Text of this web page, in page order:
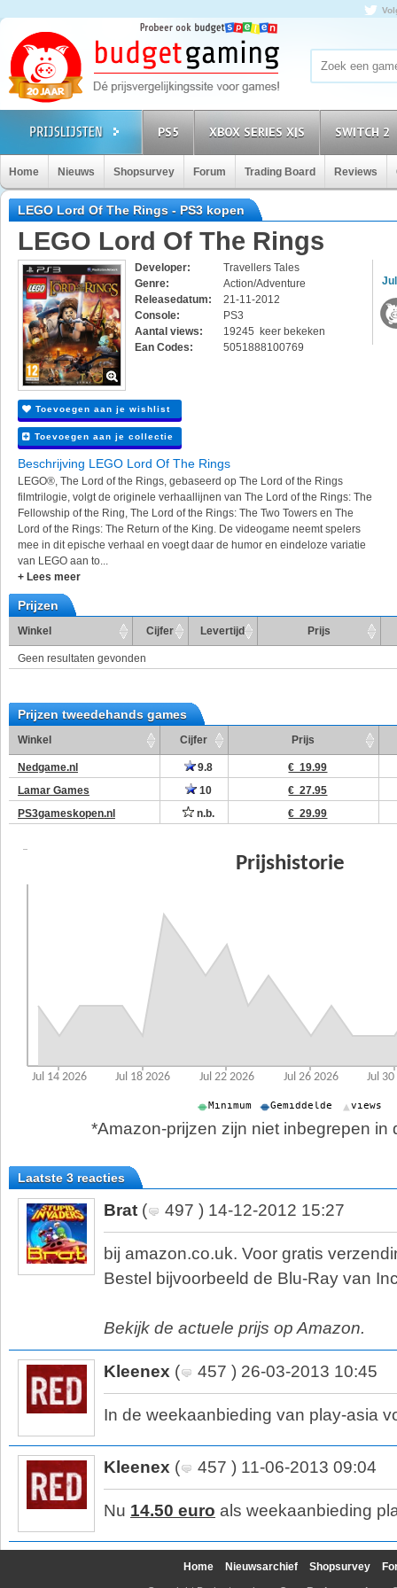
PS5 XBOX SERIES X|S SWITCH 2
Home Nieuws Shopsurvey Forum Trading Board Reviews
LEGO Lord Of The Rings - PS3 kopen
LEGO Lord Of The Rings
Developer:
Travellers Tales
Genre:
Action/Adventure
Releasedatum:
21-11-2012
Console:
PS3
Aantal views:
19245 keer bekeken
Ean Codes:
5051888100769
Toevoegen aan je wishlist
Toevoegen aan je collectie
Beschrijving LEGO Lord Of The Rings
LEGO®, The Lord of the Rings, gebaseerd op The Lord of the Rings
filmtrilogie, volgt de originele verhaallijnen van The Lord of the Rings: The
Fellowship of the Ring, The Lord of the Rings: The Two Towers en The
Lord of the Rings: The Return of the King. De videogame neemt spelers
mee in dit epische verhaal en voegt daar de humor en eindeloze variatie
van LEGO aan to...
+ Lees meer
Prijzen
Winkel Cijfer Levertijd Prijs
Geen resultaten gevonden
Prijzen tweedehands games
Winkel Cijfer Prijs
Nedgame.nl 9.8
€ 19.99
Lamar Games
10
€ 27.95
PS3gameskopen.nl
n.b. € 29.99
*Amazon-prijzen zijn niet inbegrepen in
Laatste 3 reacties
Brat ( 497 ) 14-12-2012 15:27
bij amazon.co.uk. Voor gratis
Bestel bijvoorbeeld de Blu-Ray van
Bekijk de actuele prijs op Amazon.
Kleenex ( 457 ) 26-03-2013 10:45
In de weekaanbieding van play-asia
Kleenex ( 457 ) 11-06-2013 09:04
Nu 14.50 euro als weekaanbieding
Home Nieuwsarchief Shopsurvey